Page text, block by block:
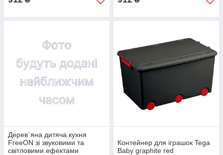
Дерев`яна дитяча кухня
FreeON зі звуковими та
світловими ефектами
Контейнер для іграшок Tega
Baby graphite red